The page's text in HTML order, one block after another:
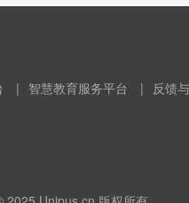
| 智慧教育服务平台 | 反馈